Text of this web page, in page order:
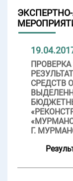
СРЕДСТВ
Г.